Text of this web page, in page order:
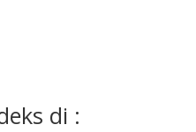
di :